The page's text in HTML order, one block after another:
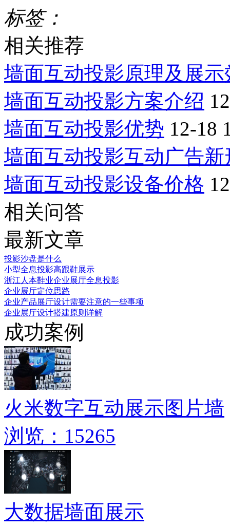
标签：
相关推荐
墙面互动投影原理及展示
墙面互动投影方案介绍
墙面互动投影优势 12-18
墙面互动投影互动广告新
墙面互动投影设备价格
相关问答
最新文章
投影沙盘是什么
小型全息投影高跟鞋展示
浙江人本鞋业企业展厅全息投影
企业展厅定位思路
企业产品展厅设计需要注意的一些事项
企业展厅设计搭建原则详解
成功案例
火米数字互动展示图片墙
浏览：15265
大数据墙面展示